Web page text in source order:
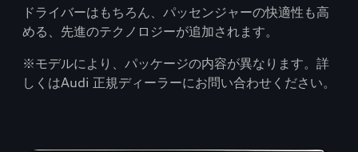
ドライバーはもちろん、パッセンジャーの快適性も高
める、先進のテクノロジーが追加されます。
※モデルにより、パッケージの内容が異なります。詳
しくはAudi 正規ディーラーにお問い合わせください。